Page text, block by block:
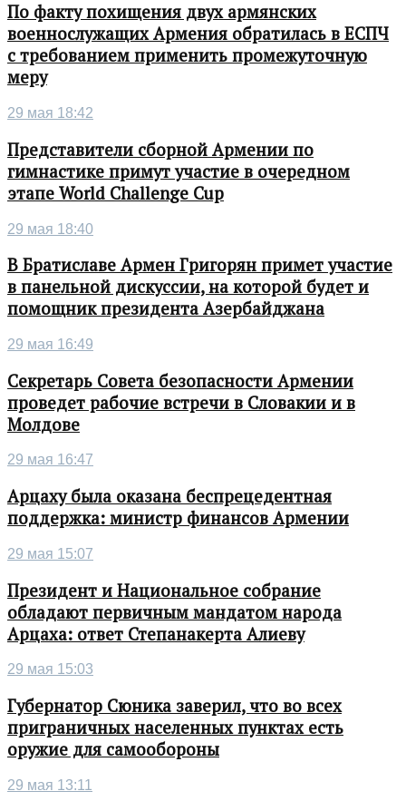
По факту похищения двух армянских
военнослужащих Армения обратилась в ЕСПЧ
с требованием применить промежуточную
меру
29 мая 18:42
Представители сборной Армении по
гимнастике примут участие в очередном
этапе World Challenge Cup
29 мая 18:40
В Братиславе Армен Григорян примет участие
в панельной дискуссии, на которой будет и
помощник президента Азербайджана
29 мая 16:49
Секретарь Совета безопасности Армении
проведет рабочие встречи в Словакии и в
Молдове
29 мая 16:47
Арцаху была оказана беспрецедентная
поддержка: министр финансов Армении
29 мая 15:07
Президент и Национальное собрание
обладают первичным мандатом народа
Арцаха: ответ Степанакерта Алиеву
29 мая 15:03
Губернатор Сюника заверил, что во всех
приграничных населенных пунктах есть
оружие для самообороны
29 мая 13:11